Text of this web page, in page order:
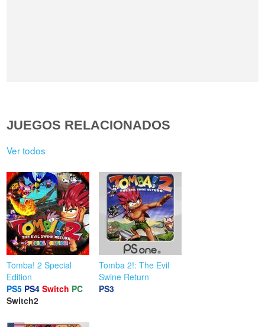
JUEGOS RELACIONADOS
Ver todos
Tomba! 2 Special
Edition
PS5 PS4 Switch PC
Switch2
Tomba 2!: The Evil
Swine Return
PS3